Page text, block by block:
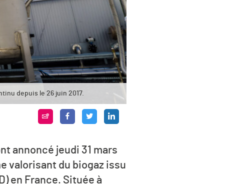
depuis le 26 juin 2017.
annoncé jeudi 31 mars
valorisant du biogaz issu
en France. Située à